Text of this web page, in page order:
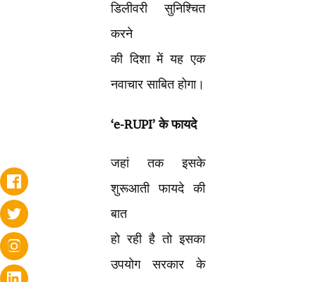
डिलीवरी सुनिश्चित
करने
की दिशा में यह एक
नवाचार साबित होगा।
‘e-RUPI’के फायदे
जहां तक इसके
शुरूआती फायदे की
बात
हो रही है तो इसका
उपयोग सरकार के